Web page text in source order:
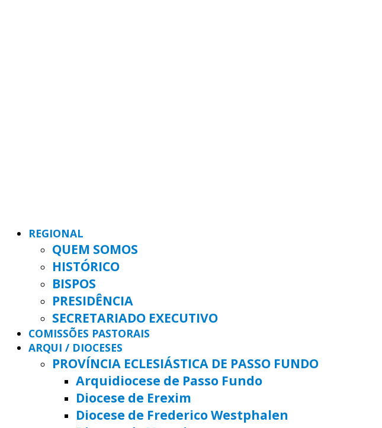
REGIONAL
QUEM SOMOS
HISTÓRICO
BISPOS
PRESIDÊNCIA
SECRETARIADO EXECUTIVO
COMISSÕES PASTORAIS
ARQUI / DIOCESES
PROVÍNCIA ECLESIÁSTICA DE PASSO FUNDO
Arquidiocese de Passo Fundo
Diocese de Erexim
Diocese de Frederico Westphalen